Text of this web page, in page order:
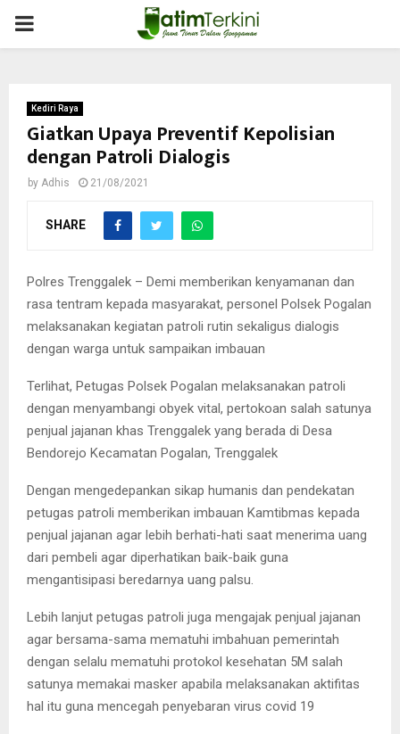
PRIMARY
Kediri Raya
Giatkan Upaya Preventif Kepolisian
dengan Patroli Dialogis
by Adhis 21/08/2021
SHARE
Polres Trenggalek – Demi memberikan kenyamanan dan
rasa tentram kepada masyarakat, personel Polsek Pogalan
melaksanakan kegiatan patroli rutin sekaligus dialogis
dengan warga untuk sampaikan imbauan
Terlihat, Petugas Polsek Pogalan melaksanakan patroli
dengan menyambangi obyek vital, pertokoan salah satunya
penjual jajanan khas Trenggalek yang berada di Desa
Bendorejo Kecamatan Pogalan, Trenggalek
Dengan mengedepankan sikap humanis dan pendekatan
petugas patroli memberikan imbauan Kamtibmas kepada
penjual jajanan agar lebih berhati-hati saat menerima uang
dari pembeli agar diperhatikan baik-baik guna
mengantisipasi beredarnya uang palsu.
Lebih lanjut petugas patroli juga mengajak penjual jajanan
agar bersama-sama mematuhi imbahuan pemerintah
dengan selalu mematuhi protokol kesehatan 5M salah
satunya memakai masker apabila melaksanakan aktifitas
hal itu guna mencegah penyebaran virus covid 19